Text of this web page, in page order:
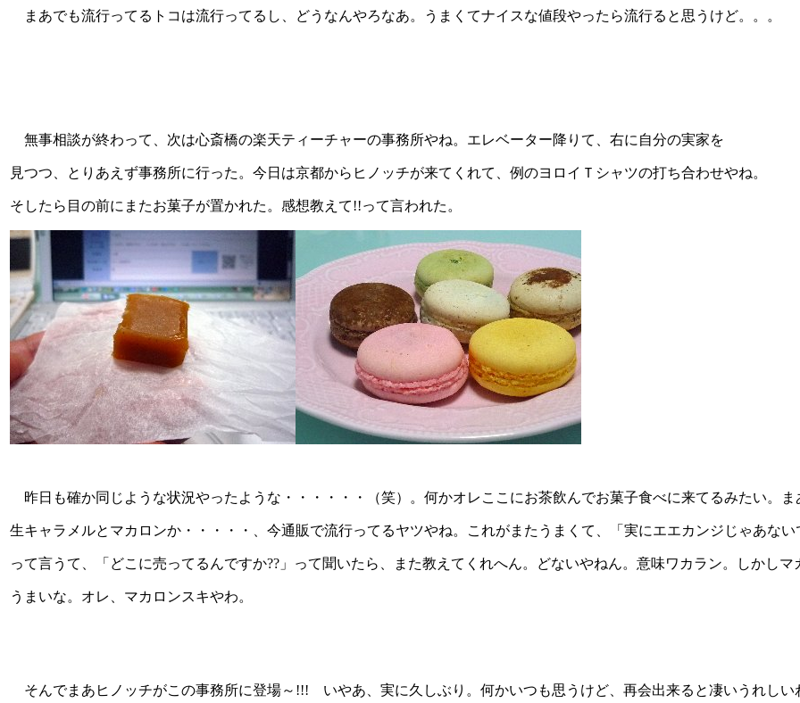
まあでも流行ってるトコは流行ってるし、どうなんやろなあ。うまくてナイスな値段やったら流行ると思うけど。。。
無事相談が終わって、次は心斎橋の楽天ティーチャーの事務所やね。エレベーター降りて、右に自分の実家を
見つつ、とりあえず事務所に行った。今日は京都からヒノッチが来てくれて、例のヨロイＴシャツの打ち合わせやね。
そしたら目の前にまたお菓子が置かれた。感想教えて!!って言われた。
昨日も確か同じような状況やったような・・・・・・（笑）。何かオレここにお茶飲んでお菓子食べに来てるみたい。ま
生キャラメルとマカロンか・・・・・、今通販で流行ってるヤツやね。これがまたうまくて、「実にエエカンジじゃあない
って言うて、「どこに売ってるんですか??」って聞いたら、また教えてくれへん。どないやねん。意味ワカラン。しかしマ
うまいな。オレ、マカロンスキやわ。
そんでまあヒノッチがこの事務所に登場～!!! いやあ、実に久しぶり。何かいつも思うけど、再会出来ると凄いうれしい